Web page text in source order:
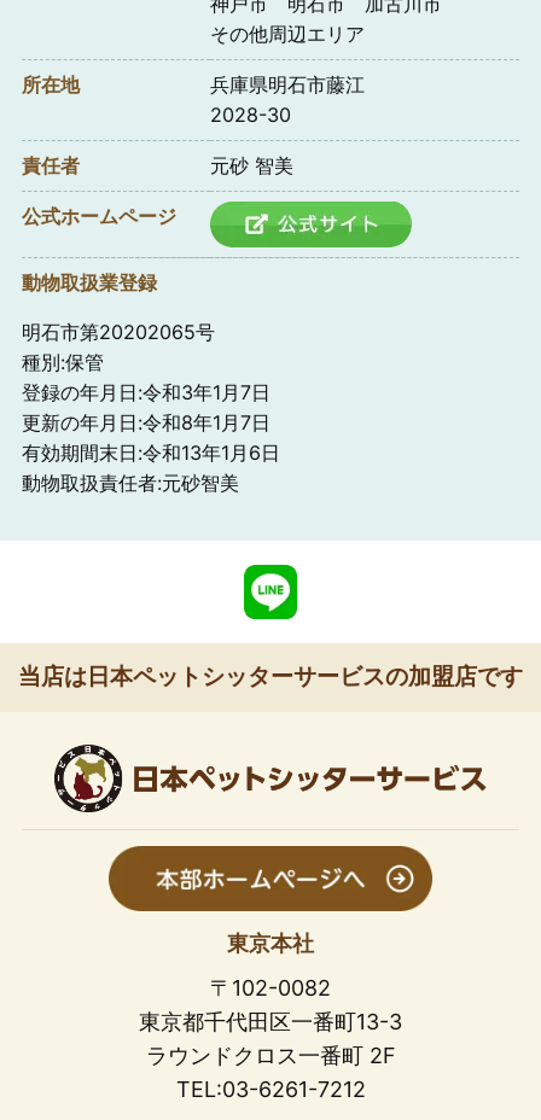
その他周辺エリア
所在地
兵庫県明石市藤江
2028-30
責任者 元砂 智美
公式ホームページ
動物取扱業登録
明石市第20202065号
種別:保管
登録の年月日:令和3年1月7日
更新の年月日:令和8年1月7日
有効期間末日:令和13年1月6日
動物取扱責任者:元砂智美
当店は日本ペットシッターサービスの加盟店です
東京本社
〒102-0082
東京都千代田区一番町13-3
ラウンドクロス一番町 2F
TEL:03-6261-7212